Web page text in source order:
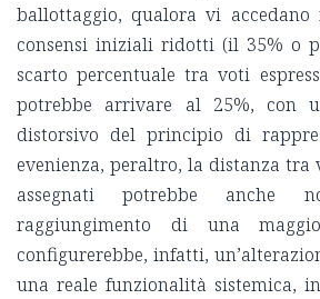
ballottaggio, qualora vi
consensi iniziali ridotti (il 35% o
scarto percentuale tra voti
potrebbe arrivare al 25%, con
distorsivo del principio di
evenienza, peraltro, la distanza tra
assegnati potrebbe anche
raggiungimento di una
configurerebbe, infatti,
una reale funzionalità sistemica,